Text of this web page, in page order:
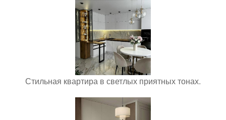
Стильная квартира в светлых приятных тонах.